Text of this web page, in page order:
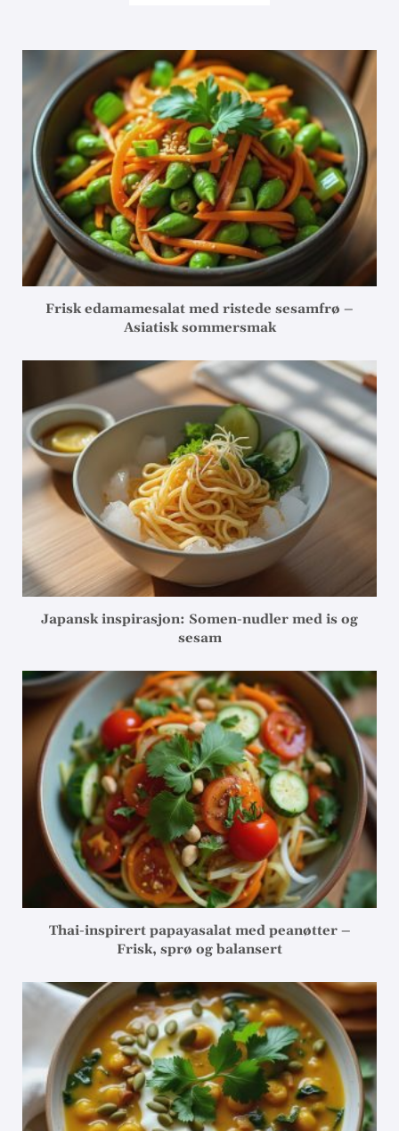
Frisk edamamesalat med ristede sesamfrø –
Asiatisk sommersmak
Japansk inspirasjon: Somen-nudler med is og
sesam
Thai-inspirert papayasalat med peanøtter –
Frisk, sprø og balansert